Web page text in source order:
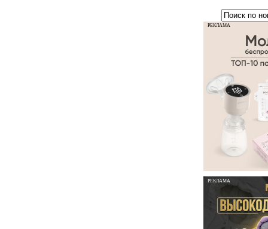
РЕКЛАМА
РЕКЛАМА